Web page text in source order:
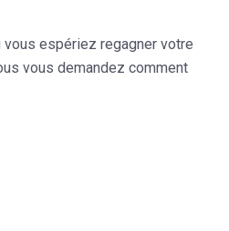
espériez regagner votre
vous demandez comment